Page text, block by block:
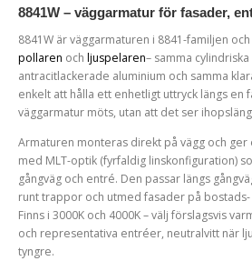
8841W – väggarmatur för fasader,
8841W är väggarmaturen i 8841-familjen
pollaren och ljuspelaren– samma
antracitlackerade aluminium och samma
enkelt att hålla ett enhetligt uttryck längs en
väggarmatur möts, utan att det ser
Armaturen monteras direkt på vägg och
med MLT-optik (fyrfaldig linskonfiguration)
gångväg och entré. Den passar längs
runt trappor och utmed fasader på
Finns i 3000K och 4000K – välj förslagsvis
och representativa entréer, neutralvitt när
tyngre.